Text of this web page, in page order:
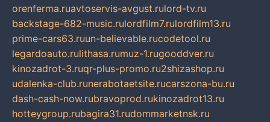
orenferma.ruavtoservis-avgust.rulord-tv.ru
backstage-682-music.rulordfilm7.rulordfilm13.ru
prime-cars63.ruun-believable.rucodetool.ru
legardoauto.rulithasa.rumuz-1.rugooddver.ru
kinozadrot-3.ruqr-plus-promo.ru2shizashop.ru
udalenka-club.runerabotaetsite.rucarszona-bu.ru
dash-cash-now.rubravoprod.rukinozadrot13.ru
hotteygroup.rubagira31.rudommarketnsk.ru